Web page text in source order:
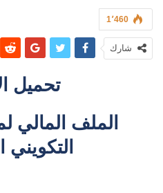
1٬460
شارك
تحميل
الملف المالي
التكويني